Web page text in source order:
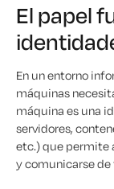
El papel
En un entorno
máquinas
máquina es una
servidores,
etc.) que permite
y comunicarse